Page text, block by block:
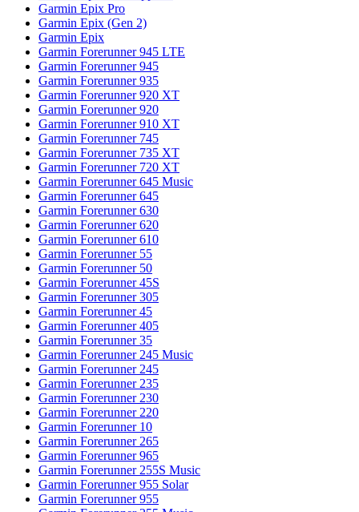
Garmin Epix Pro
Garmin Epix (Gen 2)
Garmin Epix
Garmin Forerunner 945 LTE
Garmin Forerunner 945
Garmin Forerunner 935
Garmin Forerunner 920 XT
Garmin Forerunner 920
Garmin Forerunner 910 XT
Garmin Forerunner 745
Garmin Forerunner 735 XT
Garmin Forerunner 720 XT
Garmin Forerunner 645 Music
Garmin Forerunner 645
Garmin Forerunner 630
Garmin Forerunner 620
Garmin Forerunner 610
Garmin Forerunner 55
Garmin Forerunner 50
Garmin Forerunner 45S
Garmin Forerunner 305
Garmin Forerunner 45
Garmin Forerunner 405
Garmin Forerunner 35
Garmin Forerunner 245 Music
Garmin Forerunner 245
Garmin Forerunner 235
Garmin Forerunner 230
Garmin Forerunner 220
Garmin Forerunner 10
Garmin Forerunner 265
Garmin Forerunner 965
Garmin Forerunner 255S Music
Garmin Forerunner 955 Solar
Garmin Forerunner 955